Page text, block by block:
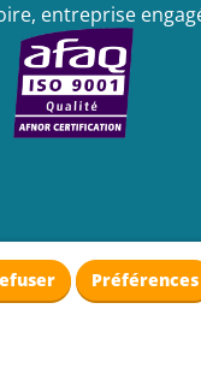
entreprise
Préférences